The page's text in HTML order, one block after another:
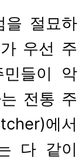
을 절묘하
우선 주
민들이 악
전통 주
에서
다 같이